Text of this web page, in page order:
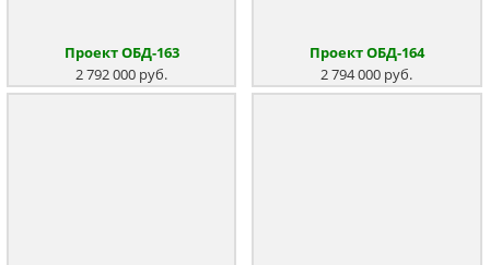
Проект ОБД-163
2 792 000 руб.
Проект ОБД-164
2 794 000 руб.